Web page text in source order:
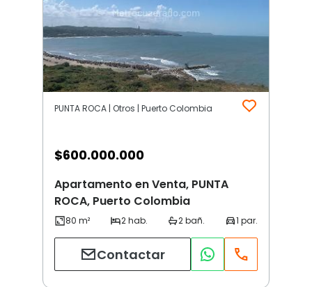
PUNTA ROCA | Otros | Puerto Colombia
$600.000.000
Apartamento en Venta, PUNTA
ROCA, Puerto Colombia
Contactar